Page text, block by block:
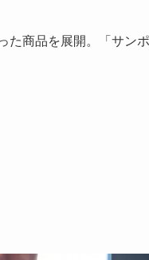
商品を展開。「サン